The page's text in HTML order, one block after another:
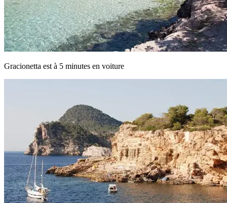
Gracionetta est à 5 minutes en voiture